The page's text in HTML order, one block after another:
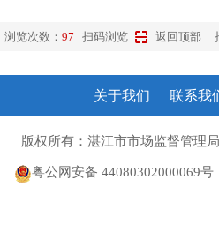
浏览次数： 97 扫码浏览 返回顶部
关于我们 联系我
版权所有：湛江市市场监督管理局
粤公网安备 44080302000069